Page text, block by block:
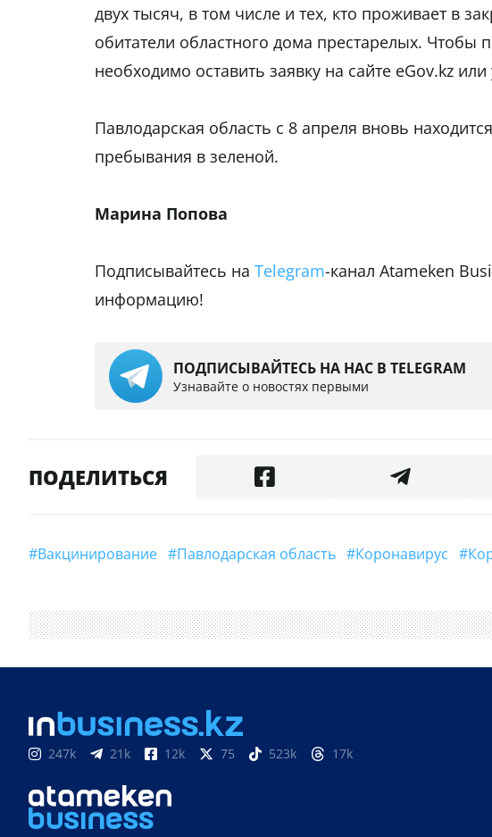
двух тысяч, в том числе и тех, кто проживает в
обитатели областного дома престарелых. Чтобы
необходимо оставить заявку на сайте eGov.kz или
Павлодарская область с 8 апреля вновь
пребывания в зеленой.
Марина Попова
Подписывайтесь на Telegram-канал Atameken
информацию!
ПОДПИСЫВАЙТЕСЬ НА НАС В TELEGRAM
Узнавайте о новостях первыми
ПОДЕЛИТЬСЯ
#Вакцинирование #Павлодарская область #Коронавирус
247k 21k 12k 75 523k 17k